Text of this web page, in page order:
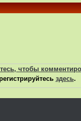
чтобы
здесь.